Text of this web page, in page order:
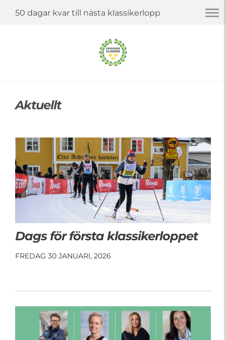
50 dagar kvar till nästa klassikerlopp
Aktuellt
Dags för första klassikerloppet
FREDAG 30 JANUARI, 2026